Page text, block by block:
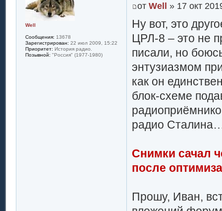
от Well » 17 окт
Ну вот, это
ЦРЛ-8 – это не
писали, но
энтузиазмом
как он
блок-схеме
радио
Снимки сачал
после
Прошу, Иван,
Well
Сообщения: 13678
Зарегистрирован: 22 июл 2009, 15:22
Приоритет: История радио.
Позывной: "Россия" (1977-1980)